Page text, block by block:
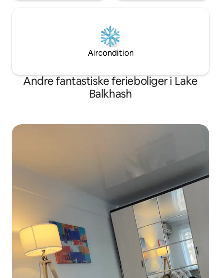
Aircondition
Andre fantastiske ferieboliger i Lake
Balkhash